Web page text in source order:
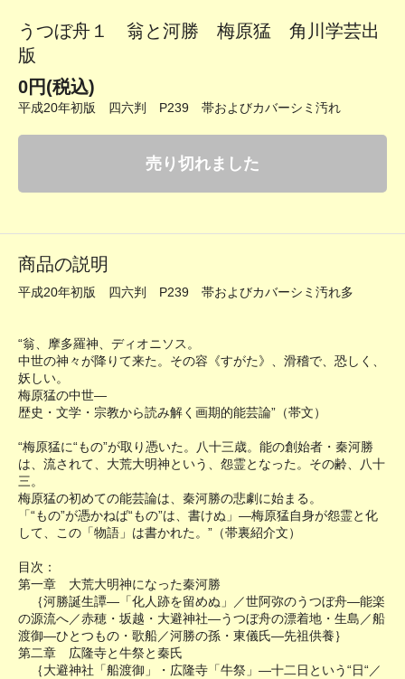
うつぼ舟１ 翁と河勝 梅原猛 角川学芸出
版
0円(税込)
平成20年初版 四六判 P239 帯およびカバーシミ汚れ
売り切れました
商品の説明
平成20年初版 四六判 P239 帯およびカバーシミ汚れ多
“翁、摩多羅神、ディオニソス。
中世の神々が降りて来た。その容《すがた》、滑稽で、恐しく、
妖しい。
梅原猛の中世―
歴史・文学・宗教から読み解く画期的能芸論”（帯文）
“梅原猛に“もの”が取り憑いた。八十三歳。能の創始者・秦河勝
は、流されて、大荒大明神という、怨霊となった。その齢、八十
三。
梅原猛の初めての能芸論は、秦河勝の悲劇に始まる。
「“もの”が憑かねば“もの”は、書けぬ」―梅原猛自身が怨霊と化
して、この「物語」は書かれた。”（帯裏紹介文）
目次：
第一章 大荒大明神になった秦河勝
｛河勝誕生譚―「化人跡を留めぬ」／世阿弥のうつぼ舟―能楽
の源流へ／赤穂・坂越・大避神社―うつぼ舟の漂着地・生島／船
渡御―ひとつもの・歌船／河勝の孫・東儀氏―先祖供養｝
第二章 広隆寺と牛祭と秦氏
｛大避神社「船渡御」・広隆寺「牛祭」―十二日という“日“／